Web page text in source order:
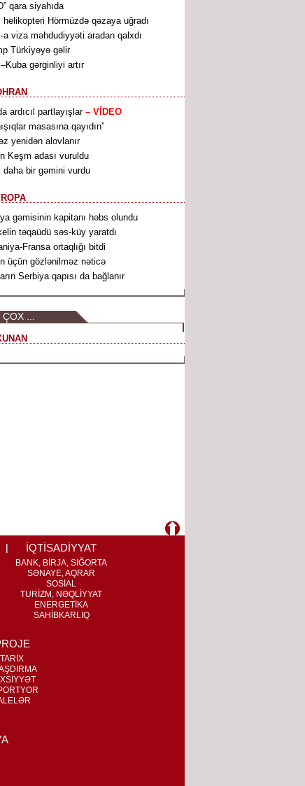
qara siyahıda
helikopteri Hörmüzdə qəzaya uğradı
a viza məhdudiyyəti aradan qalxdı
Türkiyəyə gəlir
gərginliyi artır
ardıcıl partlayışlar– VİDEO
masasına qayıdın”
yenidən alovlanır
Keşm adası vuruldu
daha bir gəmini vurdu
gəmisinin kapitanı həbs olundu
təqaüdü səs-küy yaratdı
Fransa ortaqlığı bitdi
üçün gözlənilməz nəticə
Serbiya qapısı da bağlanır
...
İQTİSADİYYAT
BANK, BİRJA, SIĞORTA
SƏNAYE, AQRAR
SOSİAL
TURİZM, NƏQLİYYAT
ENERGETİKA
SAHİBKARLIQ
TARİX